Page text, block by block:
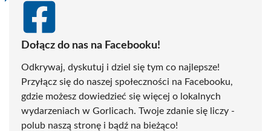
Dołącz do nas na Facebooku!
Odkrywaj, dyskutuj i dziel się tym co najlepsze!
Przyłącz się do naszej społeczności na Facebooku,
gdzie możesz dowiedzieć się więcej o lokalnych
wydarzeniach w Gorlicach. Twoje zdanie się liczy -
polub naszą stronę i bądź na bieżąco!